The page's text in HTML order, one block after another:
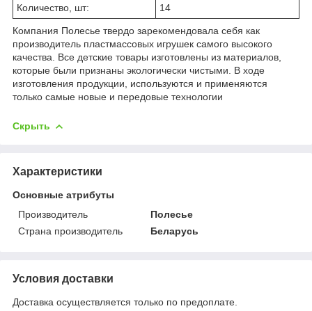
Количество, шт:
14
Компания Полесье твердо зарекомендовала себя как
производитель пластмассовых игрушек самого высокого
качества. Все детские товары изготовлены из материалов,
которые были признаны экологически чистыми. В ходе
изготовления продукции, используются и применяются
только самые новые и передовые технологии
Скрыть
Характеристики
Основные атрибуты
Производитель
Полесье
Страна производитель
Беларусь
Условия доставки
Доставка осуществляется только по предоплате.